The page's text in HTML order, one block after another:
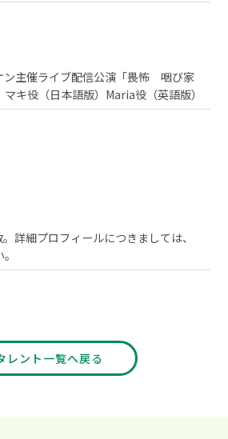
ン主催ライブ配信公演「畏怖 咽び家
キ役（日本語版）Maria役（英語版）
詳細プロフィールにつきましては、
レント一覧へ戻る